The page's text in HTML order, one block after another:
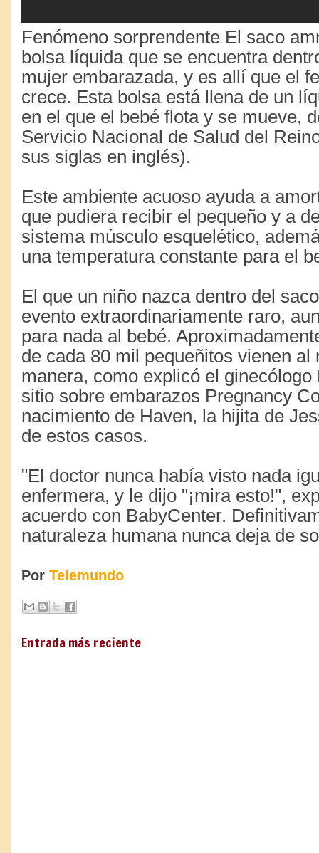
Fenómeno sorprendente El saco
bolsa líquida que se encuentra
mujer embarazada, y es allí que el
crece. Esta bolsa está llena de un
en el que el bebé flota y se mueve,
Servicio Nacional de Salud del
sus siglas en inglés).
Este ambiente acuoso ayuda a
que pudiera recibir el pequeño y a
sistema músculo esquelético,
una temperatura constante para el
El que un niño nazca dentro del
evento extraordinariamente raro,
para nada al bebé.
de cada 80 mil pequeñitos vienen al
manera, como explicó el ginecólogo
sitio sobre embarazos Pregnancy
nacimiento de Haven, la hijita de
de estos casos.
"El doctor nunca había visto nada
enfermera, y le dijo "¡mira esto!",
acuerdo con BabyCenter.
naturaleza humana nunca deja de
Por Telemundo
Entrada más reciente